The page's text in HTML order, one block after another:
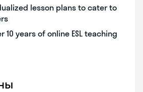
lesson plans to cater to
10 years of online ESL teaching